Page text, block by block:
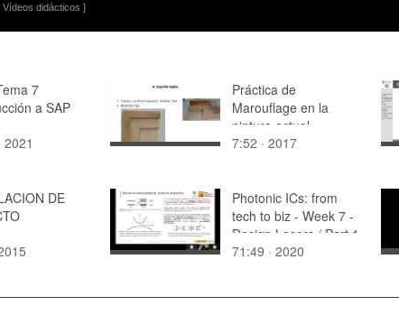
Vídeos didácticos ]
7
a SAP
2021
Práctica de
Marouflage en la
pintura actual
7:52 · 2017
DE
Photonic ICs: from
tech to biz - Week 7 -
Design Lasers / Part 1
71:49 · 2020